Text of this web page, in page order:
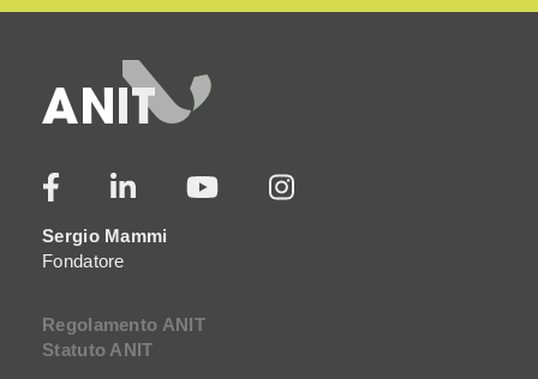
Sergio Mammi
Fondatore
Regolamento ANIT
Statuto ANIT